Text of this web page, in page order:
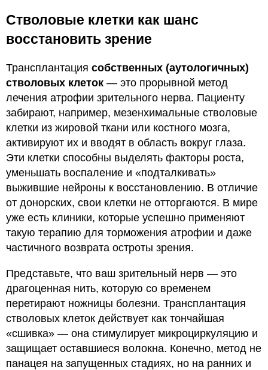
Стволовые клетки как шанс
восстановить зрение
Трансплантация собственных (аутологичных)
стволовых клеток — это прорывной метод
лечения атрофии зрительного нерва. Пациенту
забирают, например, мезенхимальные стволовые
клетки из жировой ткани или костного мозга,
активируют их и вводят в область вокруг глаза.
Эти клетки способны выделять факторы роста,
уменьшать воспаление и «подталкивать»
выжившие нейроны к восстановлению. В отличие
от донорских, свои клетки не отторгаются. В мире
уже есть клиники, которые успешно применяют
такую терапию для торможения атрофии и даже
частичного возврата остроты зрения.
Представьте, что ваш зрительный нерв — это
драгоценная нить, которую со временем
перетирают ножницы болезни. Трансплантация
стволовых клеток действует как тончайшая
«сшивка» — она стимулирует микроциркуляцию и
защищает оставшиеся волокна. Конечно, метод не
панацея на запущенных стадиях, но на ранних и